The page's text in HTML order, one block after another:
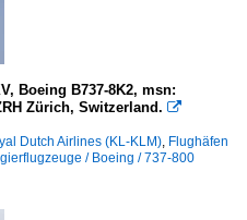
Boeing B737-8K2, msn:
Zürich, Switzerland. 
Dutch Airlines (KL-KLM) Flughäfen
/ Boeing / 737-800